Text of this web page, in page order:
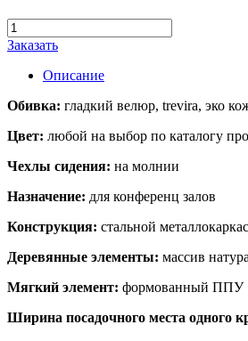
Заказать
Описание
Обивка: гладкий велюр, trevira, эко
Цвет: любой на выбор по каталогу
Чехлы сидения: на молнии
Назначение: для конференц залов
Конструкция: стальной
Деревянные элементы: массив
Мягкий элемент: формованный ППУ
Ширина посадочного места одного